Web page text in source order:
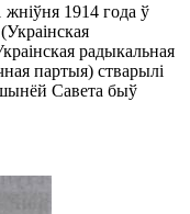
1914 года ў
радыкальная
партыя) стварылі
Савета быў